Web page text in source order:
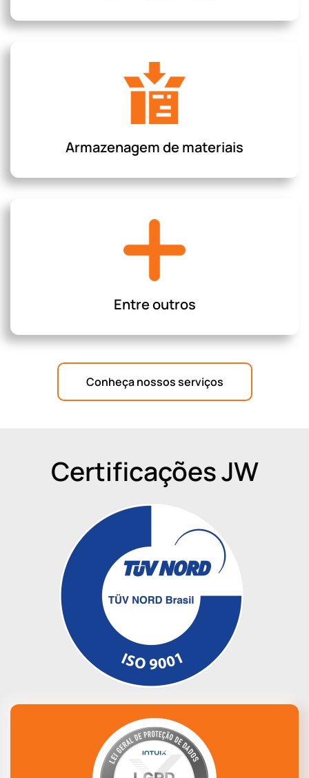
Armazenagem de materiais
Entre outros
Conheça nossos serviços
Certificações JW